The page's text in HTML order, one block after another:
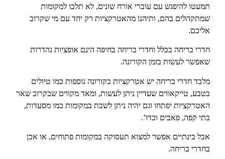
תמעטו להיפגש עם עוברי אורח שונים, לא תלכו למקומות
שמתקהלים בהם, ותיהנו מהאטרקציות רק יחד עם מי שקרוב
אליכם.
חדרי בריחה בכלל וחדרי בריחה בחיפה הינם אופציות נהדרות
שאפשר לעשות בזמן הקורונה.
מלבד חדרי בריחה יש אטרקציות בקורונה נוספות כמו טיולים
בטבע, טייקאווים שעדיין ניתן לעשות, ומאד מקווים שבקרוב שאר
האטרקציות יפתחו וגם יהיה ניתן לשבת במקומות כמו מסעדות,
בתי קפה, פאבים וכדו’.
אבל בינתיים אפשר למצוא תעסוקה במקומות פתוחים, או אכן
בחדרי בריחה.